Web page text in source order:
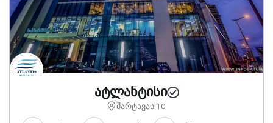
ატლანტისი
შარტავას 10